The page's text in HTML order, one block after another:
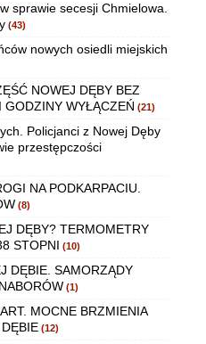
sprawie secesji Chmielowa.
(43)
nowych osiedli miejskich
NOWEJ DĘBY BEZ
GODZINY WYŁĄCZEŃ (21)
Policjanci z Nowej Dęby
przestępczości
NA PODKARPACIU.
(8)
DĘBY? TERMOMETRY
STOPNI (10)
DĘBIE. SAMORZĄDY
(1)
MOCNE BRZMIENIA
(12)